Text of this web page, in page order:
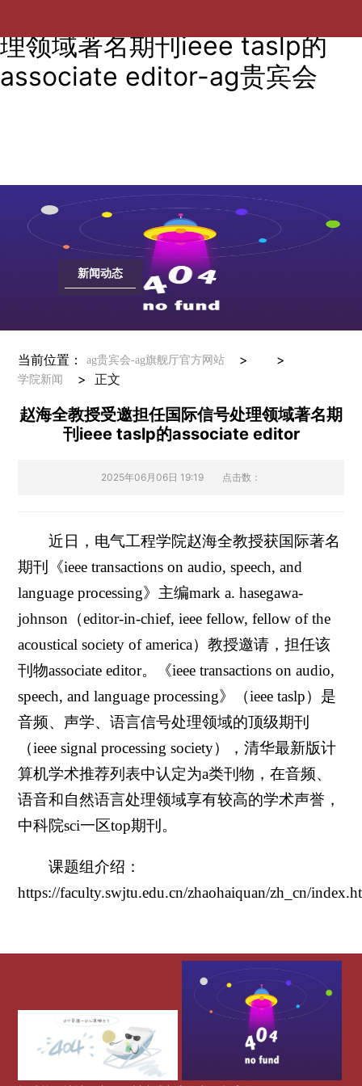
理领域著名期刊ieee taslp的
associate editor-ag贵宾会
新闻动态
当前位置： ag贵宾会-ag旗舰厅官方网站 > >
学院新闻 > 正文
赵海全教授受邀担任国际信号处理领域著名期
刊ieee taslp的associate editor
2025年06月06日 19:19 点击数：
近日，电气工程学院赵海全教授获国际著名
期刊《ieee transactions on audio, speech, and
language processing》主编mark a. hasegawa-
johnson（editor-in-chief, ieee fellow, fellow of the
acoustical society of america）教授邀请，担任该
刊物associate editor。《ieee transactions on audio,
speech, and language processing》（ieee taslp）是
音频、声学、语言信号处理领域的顶级期刊
（ieee signal processing society），清华最新版计
算机学术推荐列表中认定为a类刊物，在音频、
语音和自然语言处理领域享有较高的学术声誉，
中科院sci一区top期刊。
课题组介绍：
https://faculty.swjtu.edu.cn/zhaohaiquan/zh_cn/